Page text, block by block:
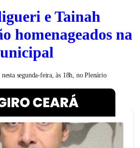
e Tainah
homenageados na
nesta segunda-feira, às 18h, no Plenário